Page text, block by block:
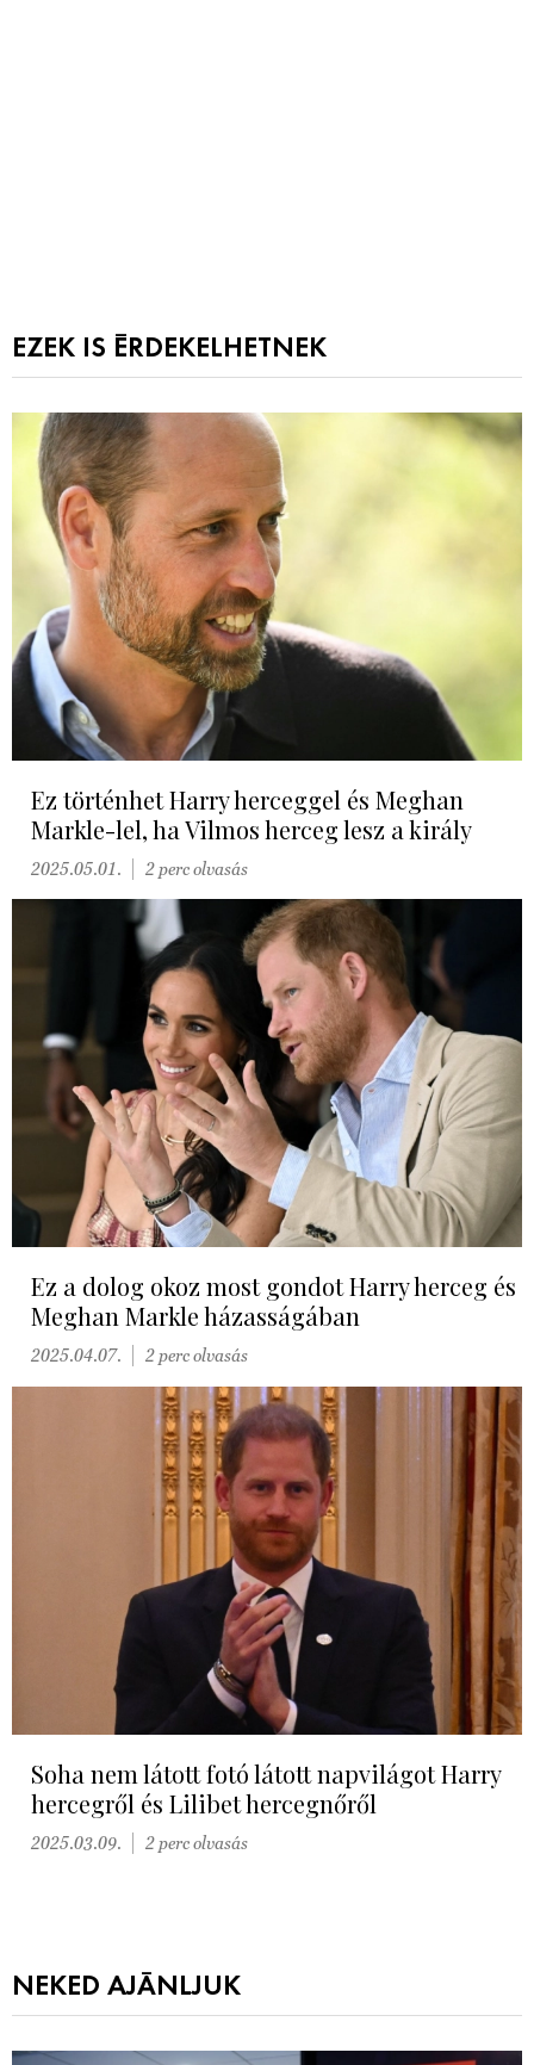
EZEK IS ÉRDEKELHETNEK
Ez történhet Harry herceggel és Meghan
Markle-lel, ha Vilmos herceg lesz a király
2025.05.01. 2 perc olvasás
Ez a dolog okoz most gondot Harry herceg és
Meghan Markle házasságában
2025.04.07. 2 perc olvasás
Soha nem látott fotó látott napvilágot Harry
hercegről és Lilibet hercegnőről
2025.03.09. 2 perc olvasás
NEKED AJÁNLJUK